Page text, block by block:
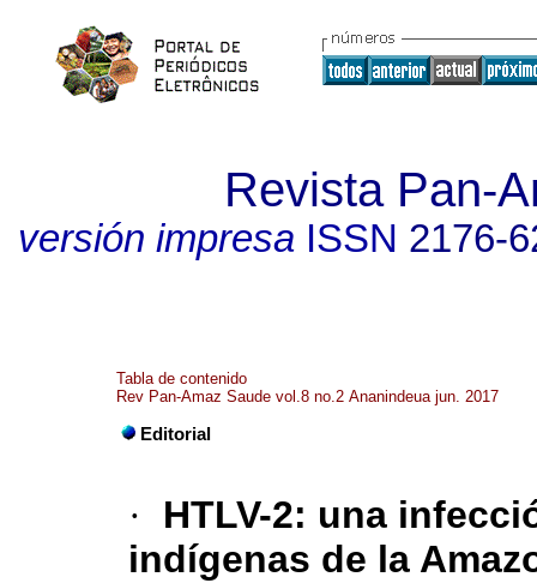
Revista Pan-
versión impresaISSN 2176-
Tabla de contenido
Rev Pan-Amaz Saude vol.8 no.2 Ananindeua jun. 2017
Editorial
·
HTLV-2: una
indígenas de la